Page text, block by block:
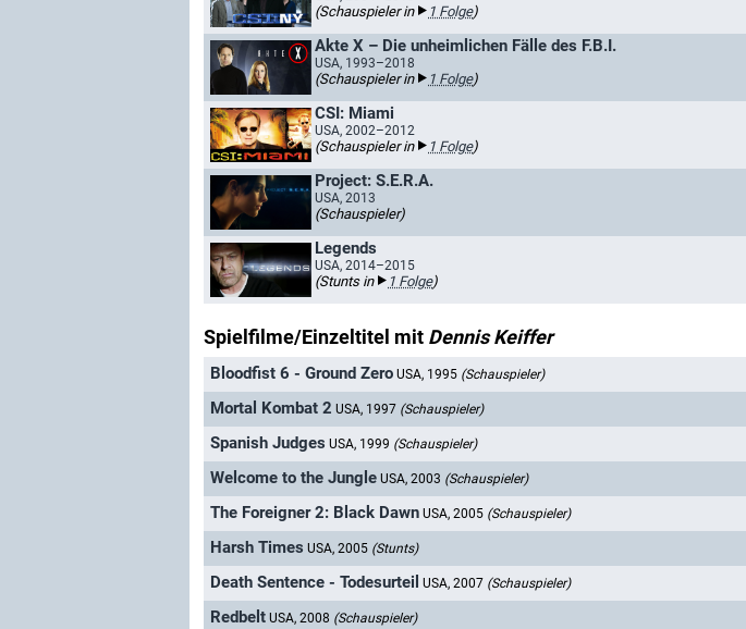
(Schauspieler in 1 Folge)
Akte X – Die unheimlichen Fälle des F.B.I.
USA, 1993–2018
(Schauspieler in 1 Folge)
CSI: Miami
USA, 2002–2012
(Schauspieler in 1 Folge)
Project: S.E.R.A.
USA, 2013
(Schauspieler)
Legends
USA, 2014–2015
(Stunts in 1 Folge)
Spielfilme/Einzeltitel mit Dennis Keiffer
Bloodfist 6 - Ground Zero USA, 1995 (Schauspieler)
Mortal Kombat 2 USA, 1997 (Schauspieler)
Spanish Judges USA, 1999 (Schauspieler)
Welcome to the Jungle USA, 2003 (Schauspieler)
The Foreigner 2: Black Dawn USA, 2005 (Schauspieler)
Harsh Times USA, 2005 (Stunts)
Death Sentence - Todesurteil USA, 2007 (Schauspieler)
Redbelt USA, 2008 (Schauspieler)